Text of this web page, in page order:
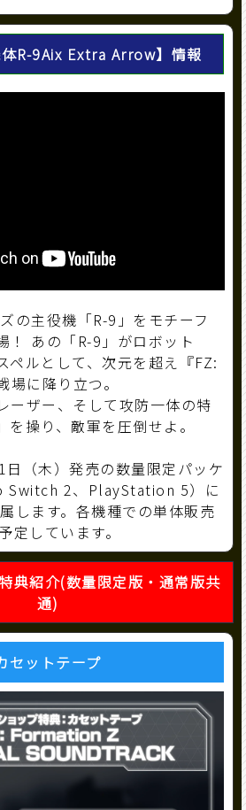
体R-9Aix Extra Arrow】情報
ズの主役機「R-9」をモチーフ
！ あの「R-9」がロボット
ペルとして、次元を超え『FZ:
に降り立つ。
ーザー、そして攻防一体の特
操り、敵軍を圧倒せよ。
（木）発売の数量限定パッケ
Switch 2、PlayStation 5）に
します。各機種での単体販売
定しています。
典紹介(数量限定版・通常版共
通)
セットテープ